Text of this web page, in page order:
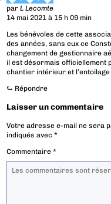
parL Lecomte
14 mai 2021 à 15 h 09 min
Les bénévoles de cette
des années, sans eux ce
changement de gestionnaire
il est désormais officiellement
chantier intérieur et
⮑ Répondre
Laisser un commentaire
Votre adresse e-mail ne sera
indiqués avec*
Commentaire*